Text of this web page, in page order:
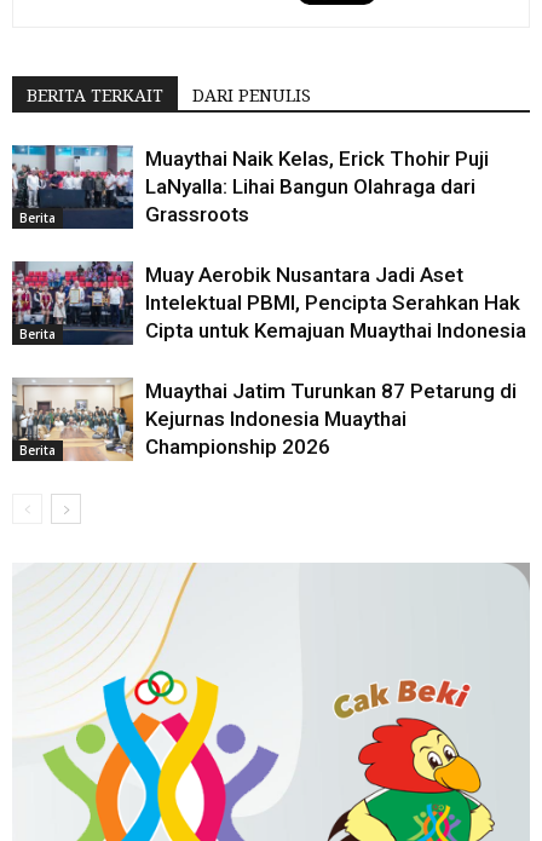
BERITA TERKAIT DARI PENULIS
Berita
Muaythai Naik Kelas, Erick Thohir Puji
LaNyalla: Lihai Bangun Olahraga dari
Grassroots
Berita
Muay Aerobik Nusantara Jadi Aset
Intelektual PBMI, Pencipta Serahkan Hak
Cipta untuk Kemajuan Muaythai Indonesia
Berita
Muaythai Jatim Turunkan 87 Petarung di
Kejurnas Indonesia Muaythai
Championship 2026